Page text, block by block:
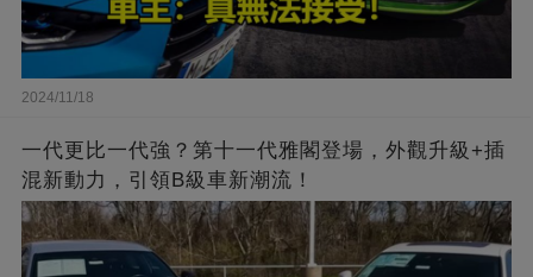
2024/11/18
一代更比一代強？第十一代雅閣登場，外觀升級+插
混新動力，引領B級車新潮流！